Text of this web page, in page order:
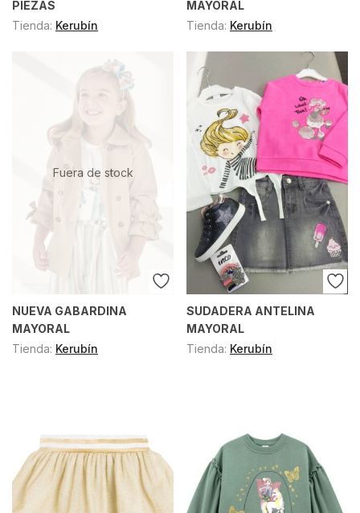
PIEZAS
Tienda: Kerubín
MAYORAL
Tienda: Kerubín
Fuera de stock
NUEVA GABARDINA
MAYORAL
Tienda: Kerubín
SUDADERA ANTELINA
MAYORAL
Tienda: Kerubín